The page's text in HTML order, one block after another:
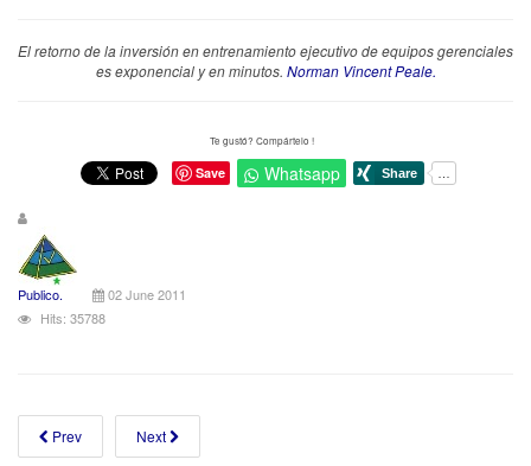
El retorno de la inversión en entrenamiento ejecutivo de equipos gerenciales
es exponencial y en minutos. Norman Vincent Peale.
Te gustó? Compártelo !
Save Whatsapp
Publico.
02 June 2011
Hits: 35788
Prev Next